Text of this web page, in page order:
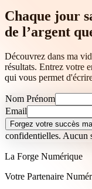
Chaque jour
de l’argent
Découvrez dans ma
résultats. Entrez votre
qui vous permet
Nom Prénom
Email
Forgez votre succès
confidentielles. Aucun
La Forge Numérique
Votre Partenaire